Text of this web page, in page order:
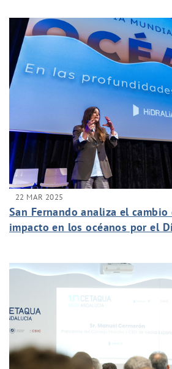
22 MAR 2025
San Fernando analiza el
impacto en los océanos por el